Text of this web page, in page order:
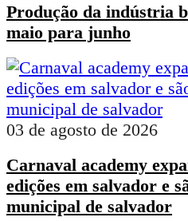
Produção da indústria
maio para junho
03 de agosto de 2026
Carnaval academy
edições em salvador e
municipal de salvador